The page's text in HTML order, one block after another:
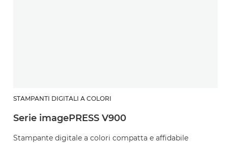
STAMPANTI DIGITALI A COLORI
Serie imagePRESS V900
Stampante digitale a colori compatta e affidabile